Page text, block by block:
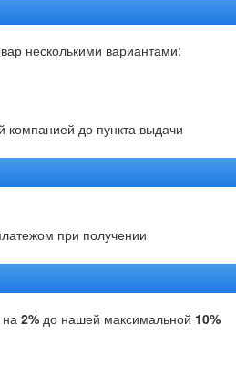
несколькими вариантами:
компанией до пункта выдачи
при получении
на 2% до нашей максимальной 10%